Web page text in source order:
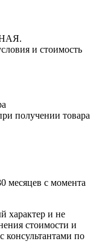
и стоимость
получении товара
месяцев с момента
характер и не
стоимости и
консультантами по